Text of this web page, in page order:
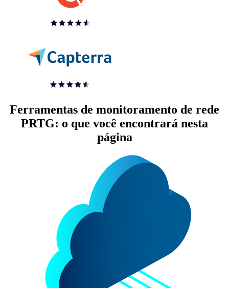
Ferramentas de monitoramento de rede
PRTG: o que você encontrará nesta
página